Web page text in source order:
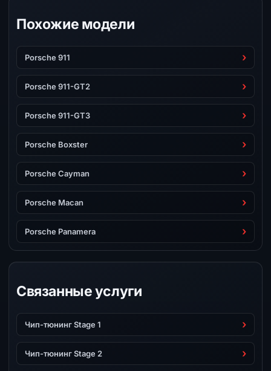
Похожие модели
Porsche 911
Porsche 911-GT2
Porsche 911-GT3
Porsche Boxster
Porsche Cayman
Porsche Macan
Porsche Panamera
Связанные услуги
Чип-тюнинг Stage 1
Чип-тюнинг Stage 2